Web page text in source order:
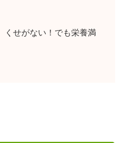
くせがない！でも栄養満